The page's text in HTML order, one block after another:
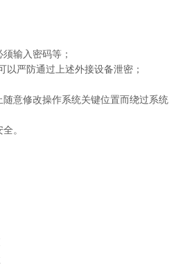
输入密码等；
严防通过上述外接设备泄密；
意修改操作系统关键位置而绕过系统
。